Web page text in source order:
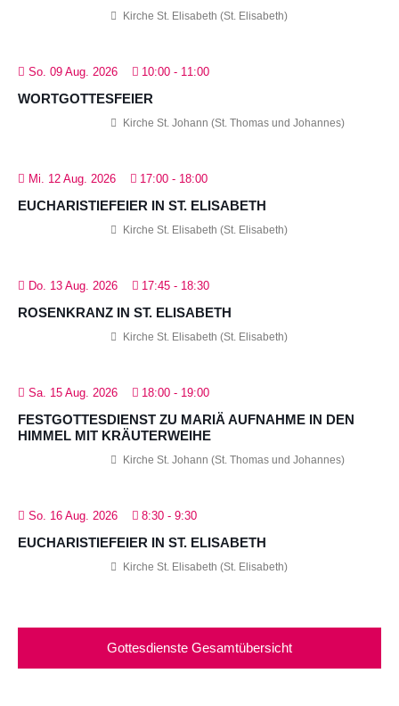
Kirche St. Elisabeth (St. Elisabeth)
So. 09 Aug. 2026 10:00 - 11:00
WORTGOTTESFEIER
Kirche St. Johann (St. Thomas und Johannes)
Mi. 12 Aug. 2026 17:00 - 18:00
EUCHARISTIEFEIER IN ST. ELISABETH
Kirche St. Elisabeth (St. Elisabeth)
Do. 13 Aug. 2026 17:45 - 18:30
ROSENKRANZ IN ST. ELISABETH
Kirche St. Elisabeth (St. Elisabeth)
Sa. 15 Aug. 2026 18:00 - 19:00
FESTGOTTESDIENST ZU MARIÄ AUFNAHME IN DEN
HIMMEL MIT KRÄUTERWEIHE
Kirche St. Johann (St. Thomas und Johannes)
So. 16 Aug. 2026 8:30 - 9:30
EUCHARISTIEFEIER IN ST. ELISABETH
Kirche St. Elisabeth (St. Elisabeth)
Gottesdienste Gesamtübersicht